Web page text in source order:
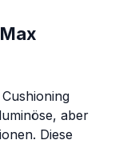
aber
Diese